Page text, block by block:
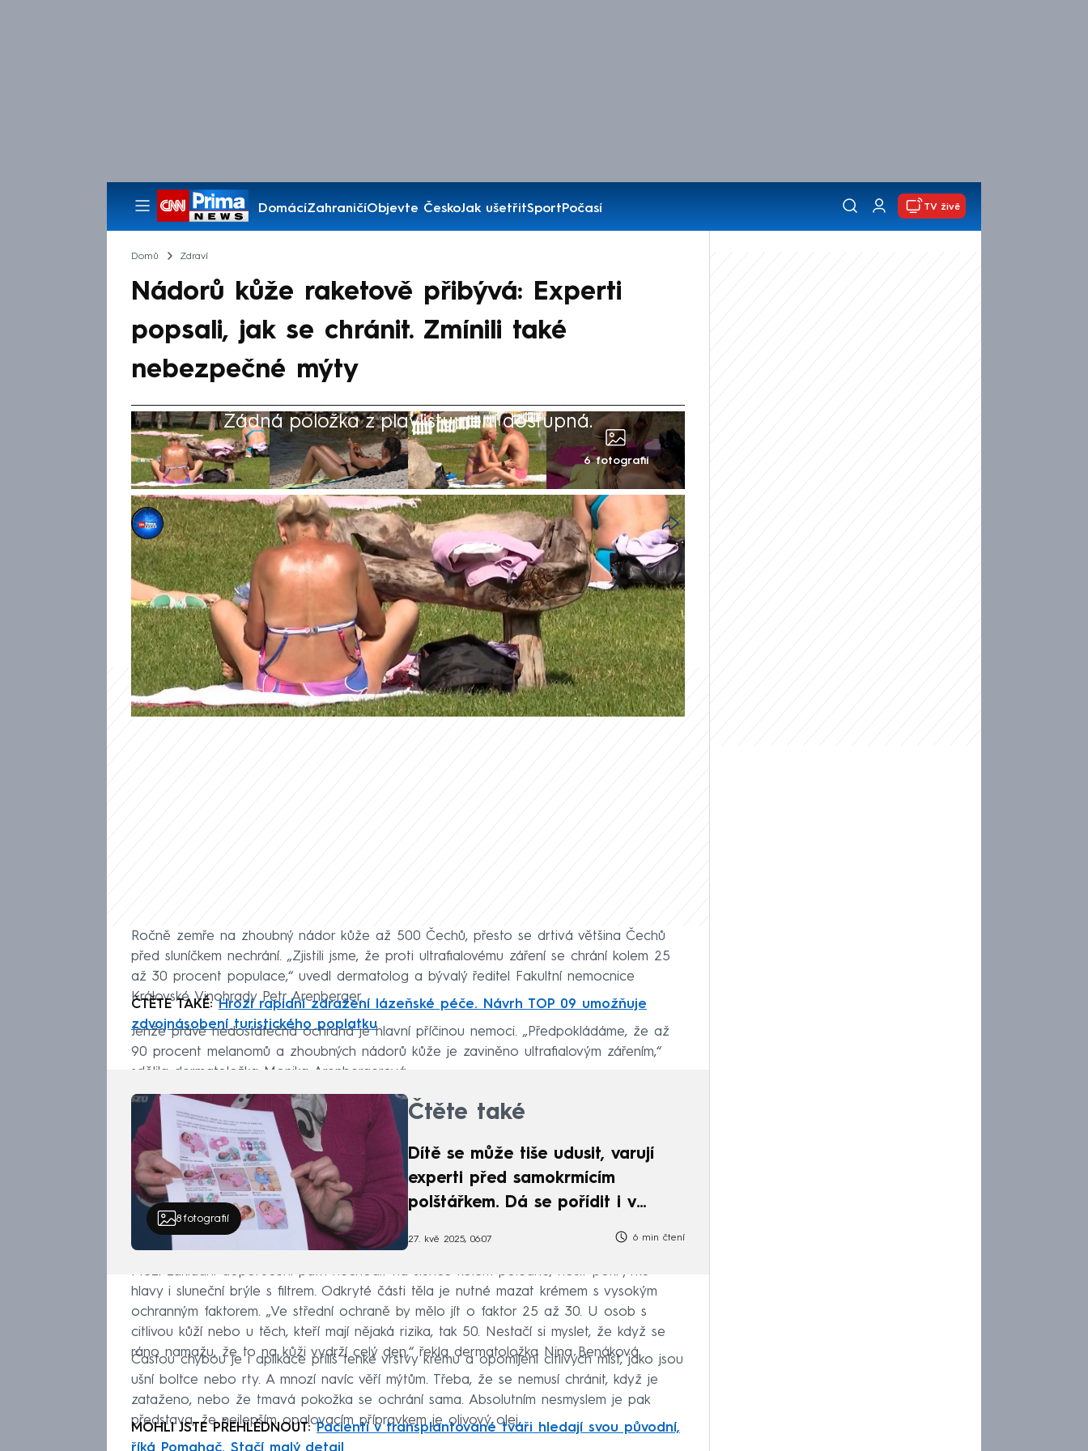
DomácíZahraničíObjevte ČeskoJak ušetřitSportPočasí
Pořady
TV živě
Domů Zdraví
Nádorů kůže raketově přibývá: Experti
popsali, jak se chránit. Zmínili také
nebezpečné mýty
Žádná položka z playlistu není dostupná.
6 fotografií
CNN Prima NEWS
30. kvě 2025, 09:05
Nádorů kůže přibývá. Alarmující je nárůst počtu pacientů se zhoubným
melanomem. Lékaři ho ročně odhalí u více než tří tisíc lidí. Do roku
2050 by jeho výskyt mohl narůst až o 40 procent. Řada Čechů navíc
neví, jak se – hlavně v létě – před slunečním zářením chránit.
Ročně zemře na zhoubný nádor kůže až 500 Čechů, přesto se drtivá většina Čechů
před sluníčkem nechrání. „Zjistili jsme, že proti ultrafialovému záření se chrání kolem 25
až 30 procent populace,“ uvedl dermatolog a bývalý ředitel Fakultní nemocnice
Královské Vinohrady Petr Arenberger.
ČTĚTE TAKÉ:Hrozí rapidní zdražení lázeňské péče. Návrh TOP 09 umožňuje
zdvojnásobení turistického poplatku
Jenže právě nedostatečná ochrana je hlavní příčinou nemoci. „Předpokládáme, že až
90 procent melanomů a zhoubných nádorů kůže je zaviněno ultrafialovým zářením,“
sdělila dermatoložka Monika Arenbergerová.
8fotografií
Čtěte také
Dítě se může tiše udusit, varují
experti před samokrmícím
polštářkem. Dá se pořídit i v
27. kvě 2025, 06:07 6 min čtení
Mezi základní doporučení patří nechodit na slunce kolem poledne, nosit pokrývku
hlavy i sluneční brýle s filtrem. Odkryté části těla je nutné mazat krémem s vysokým
ochranným faktorem. „Ve střední ochraně by mělo jít o faktor 25 až 30. U osob s
citlivou kůží nebo u těch, kteří mají nějaká rizika, tak 50. Nestačí si myslet, že když se
ráno namažu, že to na kůži vydrží celý den,“ řekla dermatoložka Nina Benáková.
Častou chybou je i aplikace příliš tenké vrstvy krému a opomíjení citlivých míst, jako jsou
ušní boltce nebo rty. A mnozí navíc věří mýtům. Třeba, že se nemusí chránit, když je
zataženo, nebo že tmavá pokožka se ochrání sama. Absolutním nesmyslem je pak
představa, že nejlepším opalovacím přípravkem je olivový olej.
MOHLI JSTE PŘEHLÉDNOUT:Pacienti v transplantované tváři hledají svou původní,
říká Pomahač. Stačí malý detail